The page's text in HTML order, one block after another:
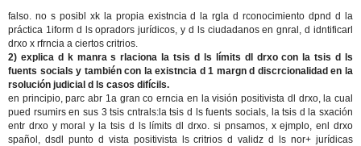
falso. no s posibl xk la propia existncia d la rgla d rconocimiento dpnd d la
práctica 1iform d ls opradors jurídicos, y d ls ciudadanos en gnral, d idntificarl
drxo x rfrncia a ciertos critrios.
2) explica d k manra s rlaciona la tsis d ls límits dl drxo con la tsis d ls
fuents socials y también con la existncia d 1 margn d discrcionalidad en la
rsolución judicial d ls casos difícils.
en principio, parc abr 1a gran co erncia en la visión positivista dl drxo, la cual
pued rsumirs en sus 3 tsis cntrals:la tsis d ls fuents socials, la tsis d la sxación
entr drxo y moral y la tsis d ls límits dl drxo. si pnsamos, x ejmplo, enl drxo
spañol, dsdl punto d vista positivista ls critrios d validz d ls nor+ jurídicas